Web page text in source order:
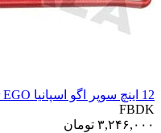
12 اینچ سوپر اگو اسپانیا Super EGO
FBDK
۳,۲۴۶,۰۰۰ تومان